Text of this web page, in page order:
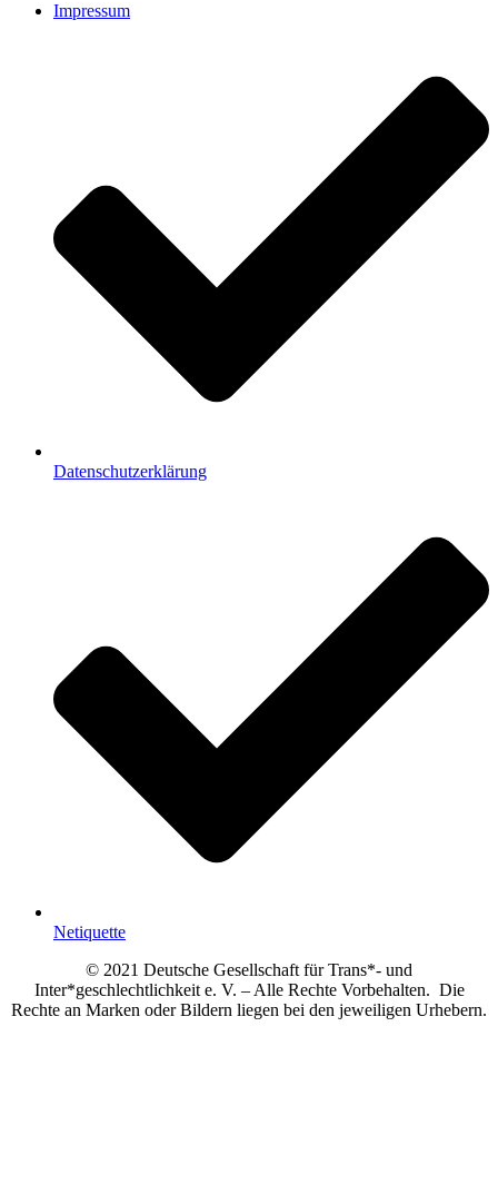
Impressum
Datenschutzerklärung
Netiquette
© 2021 Deutsche Gesellschaft für Trans*- und
Inter*geschlechtlichkeit e. V. – Alle Rechte Vorbehalten. Die
Rechte an Marken oder Bildern liegen bei den jeweiligen Urhebern.